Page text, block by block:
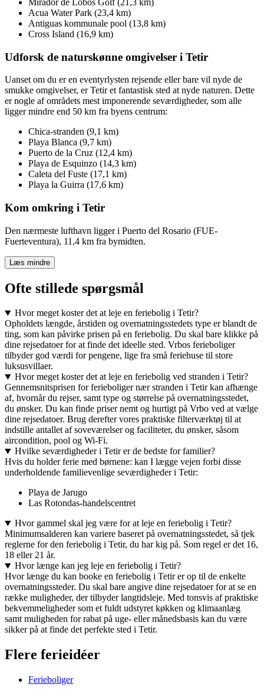
Acua Water Park (23,4 km)
Antiguas kommunale pool (13,8 km)
Cross Island (16,9 km)
Udforsk de naturskønne omgivelser i Tetir
Uanset om du er en eventyrlysten rejsende eller bare vil nyde de
smukke omgivelser, er Tetir et fantastisk sted at nyde naturen. Dette
er nogle af områdets mest imponerende seværdigheder, som alle
ligger mindre end 50 km fra byens centrum:
Chica-stranden (9,1 km)
Playa Blanca (9,7 km)
Puerto de la Cruz (12,4 km)
Playa de Esquinzo (14,3 km)
Caleta del Fuste (17,1 km)
Playa la Guirra (17,6 km)
Kom omkring i Tetir
Den nærmeste lufthavn ligger i Puerto del Rosario (FUE-
Fuerteventura), 11,4 km fra bymidten.
Læs mindre
Ofte stillede spørgsmål
Hvor meget koster det at leje en feriebolig i Tetir?
Opholdets længde, årstiden og overnatningsstedets type er blandt de
ting, som kan påvirke prisen på en feriebolig. Du skal bare klikke på
dine rejsedatoer for at finde det ideelle sted. Vrbos ferieboliger
tilbyder god værdi for pengene, lige fra små feriehuse til store
luksusvillaer.
Hvor meget koster det at leje en feriebolig ved stranden i Tetir?
Gennemsnitsprisen for ferieboliger nær stranden i Tetir kan afhænge
af, hvornår du rejser, samt type og størrelse på overnatningsstedet,
du ønsker. Du kan finde priser nemt og hurtigt på Vrbo ved at vælge
dine rejsedatoer. Brug derefter vores praktiske filterværktøj til at
indstille antallet af soveværelser og faciliteter, du ønsker, såsom
aircondition, pool og Wi-Fi.
Hvilke seværdigheder i Tetir er de bedste for familier?
Hvis du holder ferie med børnene: kan I lægge vejen forbi disse
underholdende familievenlige seværdigheder i Tetir:
Playa de Jarugo
Las Rotondas-handelscentret
Hvor gammel skal jeg være for at leje en feriebolig i Tetir?
Minimumsalderen kan variere baseret på overnatningsstedet, så tjek
reglerne for den feriebolig i Tetir, du har kig på. Som regel er det 16,
18 eller 21 år.
Hvor længe kan jeg leje en feriebolig i Tetir?
Hvor længe du kan booke en feriebolig i Tetir er op til de enkelte
overnatningssteder. Du skal bare angive dine rejsedatoer for at se en
række muligheder, der tilbyder langtidsleje. Med tonsvis af praktiske
bekvemmeligheder som et fuldt udstyret køkken og klimaanlæg
samt muligheden for rabat på uge- eller månedsbasis kan du være
sikker på at finde det perfekte sted i Tetir.
Flere ferieidéer
Ferieboliger